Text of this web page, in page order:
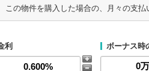
この物件を購入した場合の、月々の支
利 ボーナス時